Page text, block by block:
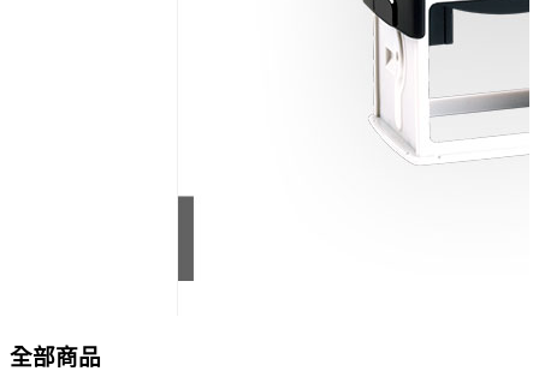
全部商品